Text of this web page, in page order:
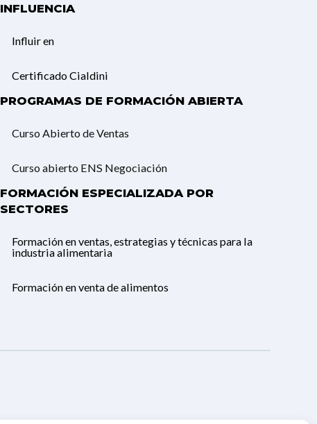
INFLUENCIA
Influir en
Certificado Cialdini
PROGRAMAS DE FORMACIÓN ABIERTA
Curso Abierto de Ventas
Curso abierto ENS Negociación
FORMACIÓN ESPECIALIZADA POR
SECTORES
Formación en ventas, estrategias y técnicas para la
industria alimentaria
Formación en venta de alimentos